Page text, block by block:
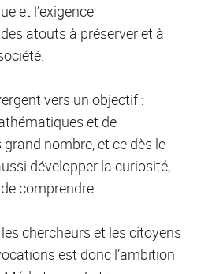
et l’exigence
atouts à préserver et à
vers un objectif :
et de
nombre, et ce dès le
développer la curiosité,
de comprendre.
chercheurs et les citoyens
est donc l’ambition